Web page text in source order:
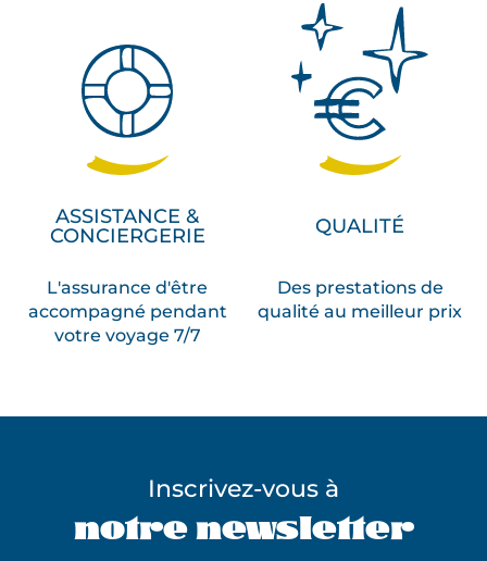
ASSISTANCE &
CONCIERGERIE
L'assurance d'être
accompagné pendant
votre voyage 7/7
QUALITÉ
Des prestations de
qualité au meilleur prix
Inscrivez-vous à
notre newsletter